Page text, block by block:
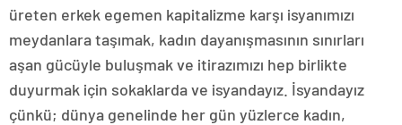
üreten erkek egemen kapitalizme karşı isyanımızı
meydanlara taşımak, kadın dayanışmasının sınırları
aşan gücüyle buluşmak ve itirazımızı hep birlikte
duyurmak için sokaklarda ve isyandayız. İsyandayız
çünkü; dünya genelinde her gün yüzlerce kadın,